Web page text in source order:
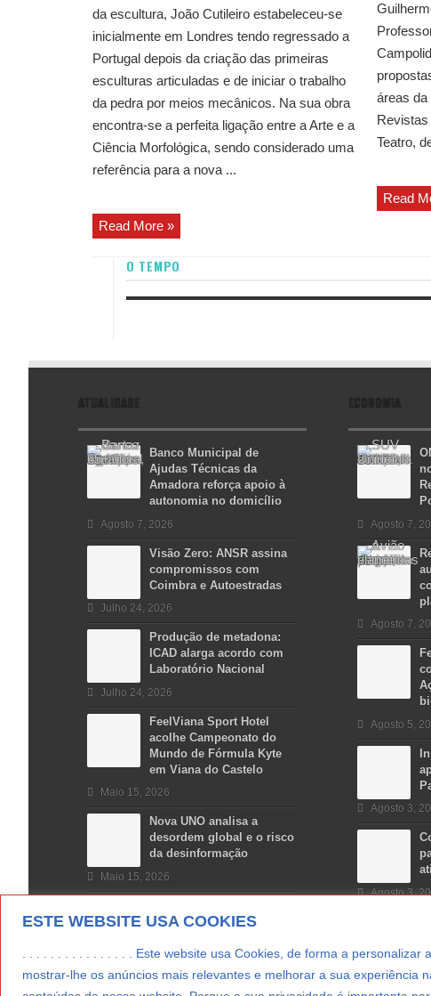
ESTE WEBSITE USA COOKIES
. . . . . . . . . . . . . . . . Este website usa Cookies, de forma a
mostrar-lhe os anúncios mais relevantes e melhorar a sua experiência
da escultura, João Cutileiro estabeleceu-se
inicialmente em Londres tendo regressado a
Portugal depois da criação das primeiras
esculturas articuladas e de iniciar o trabalho
da pedra por meios mecânicos. Na sua obra
encontra-se a perfeita ligação entre a Arte e a
Ciência Morfológica, sendo considerado uma
referência para a nova ...
Read More »
áreas da
Teatro,
Read
O TEMPO
ATUALIDADE
Banco Municipal de
Ajudas Técnicas da
Amadora reforça apoio à
autonomia no domicílio
Agosto 7, 2026
Visão Zero: ANSR assina
compromissos com
Coimbra e Autoestradas
Julho 24, 2026
Produção de metadona:
ICAD alarga acordo com
Laboratório Nacional
Julho 24, 2026
FeelViana Sport Hotel
acolhe Campeonato do
Mundo de Fórmula Kyte
em Viana do Castelo
Maio 15, 2026
Nova UNO analisa a
desordem global e o risco
da desinformação
Maio 15, 2026
ECONOMIA
Agosto 7,
Agosto 7,
Agosto 5,
Agosto 3,
Agosto 3,